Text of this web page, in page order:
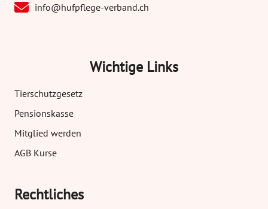
Wichtige Links
Tierschutzgesetz
Pensionskasse
Mitglied werden
AGB Kurse
Rechtliches
info@hufpflege-verband.ch